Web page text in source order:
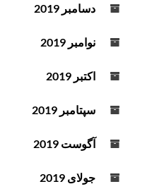
دسامبر 2019
نوامبر 2019
اکتبر 2019
سپتامبر 2019
آگوست 2019
جولای 2019